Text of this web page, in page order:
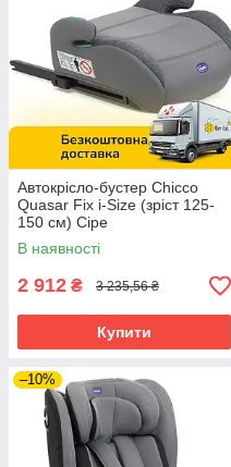
Автокрісло-бустер Chicco
Quasar Fix i-Size (зріст 125-
150 см) Сіре
В наявності
2 912 ₴ 3 235,56 ₴
Купити
–10%